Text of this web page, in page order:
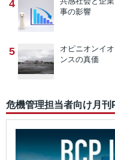
4
事の影響
5 オピニオンイ
ンスの真価
危機管理担当者向け月刊